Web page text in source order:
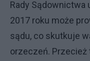
Rady Sądownictwa
2017 roku może
sądu, co skutkuje
orzeczeń. Przecież